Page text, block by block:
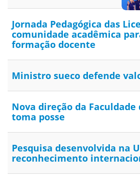
Jornada Pedagógica das
comunidade acadêmica
formação docente
Ministro sueco defende
Nova direção da Faculdade
toma posse
Pesquisa desenvolvida na
reconhecimento